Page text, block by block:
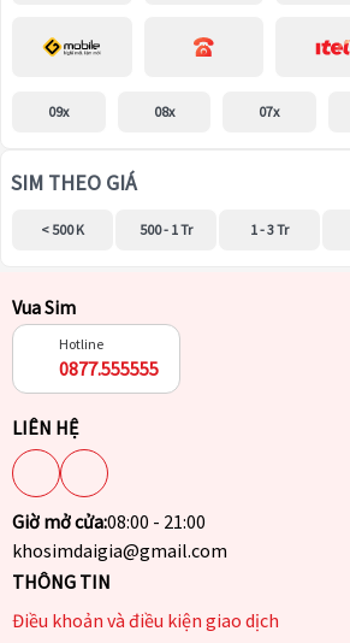
09x 08x 07x
SIM THEO GIÁ
< 500 K 500 - 1 Tr 1 - 3 Tr
Vua Sim
Hotline
0877.555555
LIÊN HỆ
Giờ mở cửa:08:00 - 21:00
khosimdaigia@gmail.com
THÔNG TIN
Điều khoản và điều kiện giao dịch